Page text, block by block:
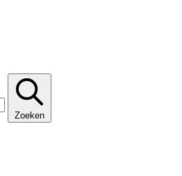
Zoeken